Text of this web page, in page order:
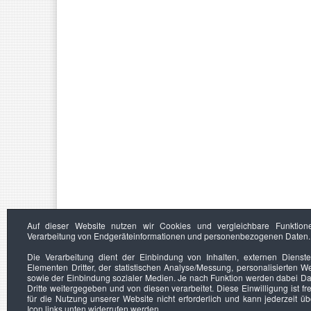
Auf dieser Website nutzen wir Cookies und vergleichbare
Verarbeitung von Endgeräteinformationen und personenbezogenen Daten.
Die Verarbeitung dient der Einbindung von Inhalten, externen
Elementen Dritter, der statistischen Analyse/Messung, personalisierten
sowie der Einbindung sozialer Medien. Je nach Funktion werden dabei
Dritte weitergegeben und von diesen verarbeitet. Diese Einwilligung ist
für die Nutzung unserer Website nicht erforderlich und kann jederzeit
Icon links unten widerrufen werden.